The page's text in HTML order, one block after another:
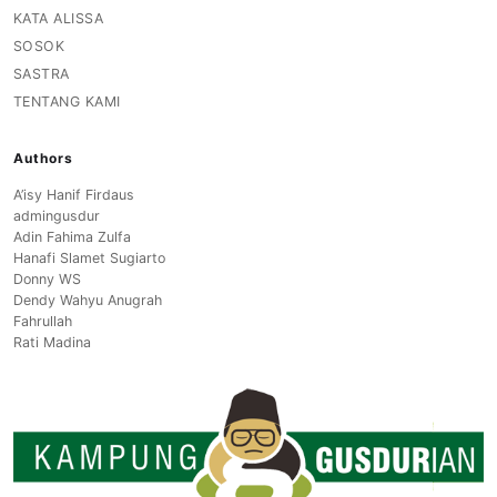
KATA ALISSA
SOSOK
SASTRA
TENTANG KAMI
Authors
A’isy Hanif Firdaus
admingusdur
Adin Fahima Zulfa
Hanafi Slamet Sugiarto
Donny WS
Dendy Wahyu Anugrah
Fahrullah
Rati Madina